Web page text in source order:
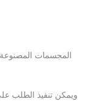
المجسمات المصنوعة
ويمكن تنفيذ الطلب